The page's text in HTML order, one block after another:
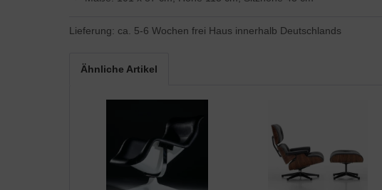
Lieferung: ca. 5-6 Wochen frei Haus innerhalb Deutschlands
Ähnliche Artikel